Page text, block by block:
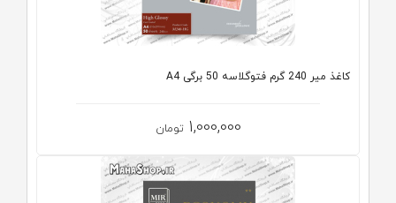
کاغذ میر 240 گرم فتوگلاسه 50 برگی A4
1,000,000 تومان